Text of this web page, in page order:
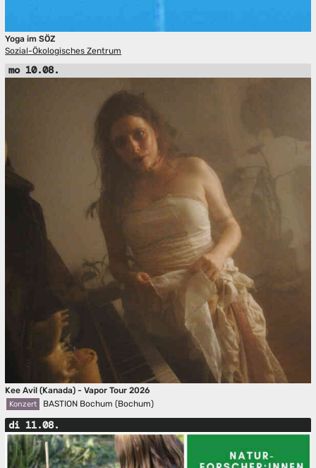
Yoga im SÖZ
Sozial-Ökologisches Zentrum
mo 10.08.
Kee Avil (Kanada) - Vapor Tour 2026
Konzert BASTION Bochum (Bochum)
di 11.08.